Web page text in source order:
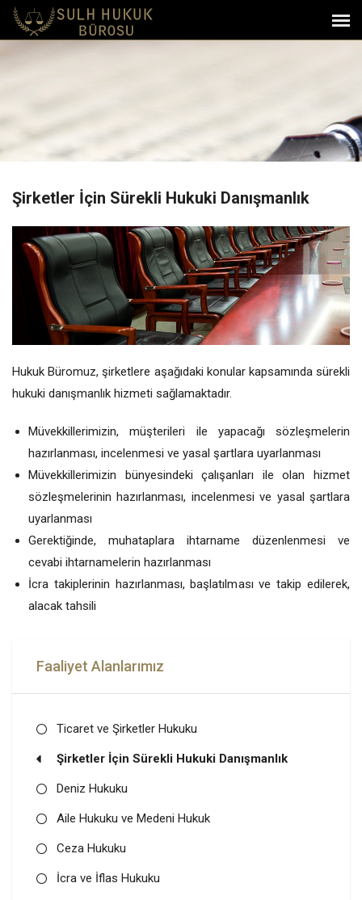
Şirketler İçin Sürekli Hukuki Danışmanlık
Hukuk Büromuz, şirketlere aşağıdaki konular kapsamında sürekli
hukuki danışmanlık hizmeti sağlamaktadır.
Müvekkillerimizin, müşterileri ile yapacağı sözleşmelerin
hazırlanması, incelenmesi ve yasal şartlara uyarlanması
Müvekkillerimizin bünyesindeki çalışanları ile olan hizmet
sözleşmelerinin hazırlanması, incelenmesi ve yasal şartlara
uyarlanması
Gerektiğinde, muhataplara ihtarname düzenlenmesi ve
cevabi ihtarnamelerin hazırlanması
İcra takiplerinin hazırlanması, başlatılması ve takip edilerek,
alacak tahsili
Faaliyet Alanlarımız
Ticaret ve Şirketler Hukuku
Şirketler İçin Sürekli Hukuki Danışmanlık
Deniz Hukuku
Aile Hukuku ve Medeni Hukuk
Ceza Hukuku
İcra ve İflas Hukuku